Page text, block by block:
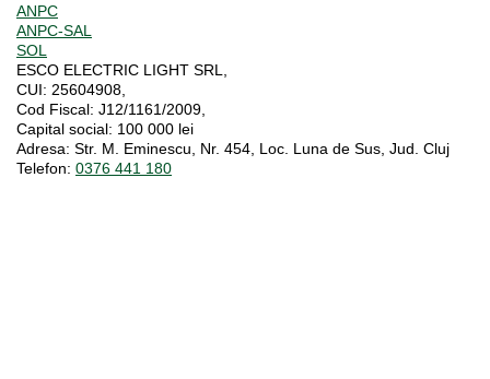
ANPC
ANPC-SAL
SOL
ESCO ELECTRIC LIGHT SRL,
CUI: 25604908,
Cod Fiscal: J12/1161/2009,
Capital social: 100 000 lei
Adresa: Str. M. Eminescu, Nr. 454, Loc. Luna de Sus, Jud. Cluj
Telefon: 0376 441 180